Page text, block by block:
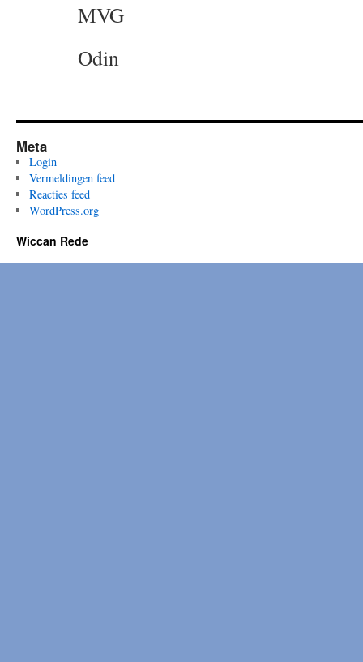
MVG
Odin
Meta
Login
Vermeldingen feed
Reacties feed
WordPress.org
Wiccan Rede